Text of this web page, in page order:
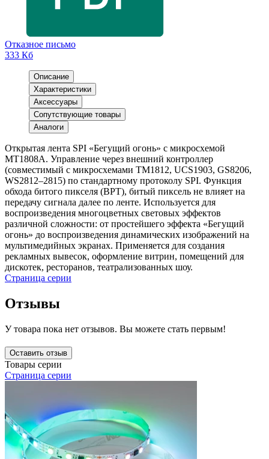
Отказное письмо
333 Кб
Описание
Характеристики
Аксессуары
Сопутствующие товары
Аналоги
Открытая лента SPI «Бегущий огонь» с микросхемой
MT1808A. Управление через внешний контроллер
(совместимый c микросхемами TM1812, UCS1903, GS8206,
WS2812–2815) по стандартному протоколу SPI. Функция
обхода битого пикселя (BPT), битый пиксель не влияет на
передачу сигнала далее по ленте. Используется для
воспроизведения многоцветных световых эффектов
различной сложности: от простейшего эффекта «Бегущий
огонь» до воспроизведения динамических изображений на
мультимедийных экранах. Применяется для создания
рекламных вывесок, оформление витрин, помещений для
дискотек, ресторанов, театрализованных шоу.
Страница серии
Отзывы
У товара пока нет отзывов. Вы можете стать первым!
Оставить отзыв
Товары серии
Страница серии